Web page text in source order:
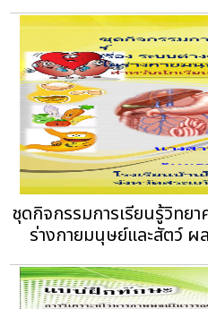
ชุดกิจกรรมการเรียนรู้วิทยา
ร่างกายมนุษย์และสัตว์ ผ